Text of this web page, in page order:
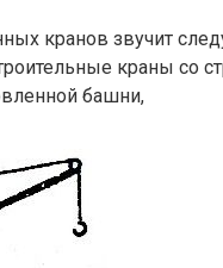
кранов звучит
краны со
башни,